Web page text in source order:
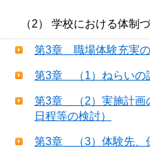
（2） 学校における体制
第3章 職場体験充実の
第3章 （1）ねらいの
第3章 （2）実施計画
日程等の検討）
第3章 （3）体験先、